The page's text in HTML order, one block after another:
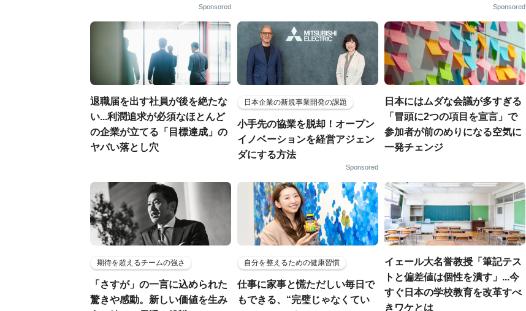
Sponsored Sponsored
退職届を出す社員が後を絶たな
い...利潤追求が必須なほとんど
の企業が立てる「目標達成」の
ヤバい落とし穴
日本企業の新規事業開発の課題
小手先の協業を脱却！オープン
イノベーションを経営アジェン
ダにする方法
Sponsored
日本にはムダな会議が多すぎる
「冒頭に2つの項目を宣言」で
参加者が前のめりになる空気に
一発チェンジ
期待を超えるチームの強さ
「さすが」の一言に込められた
驚きや感動。新しい価値を生み
自分を整えるための健康習慣
仕事に家事と慌ただしい毎日で
もできる、“完璧じゃなくてい
イェール大名誉教授「筆記テス
トと偏差値は個性を潰す」...今
すぐ日本の学校教育を改革すべ
きワケとは